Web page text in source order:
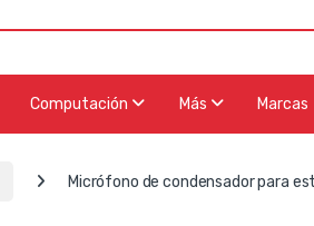
Computación Más Marcas
Micrófono de condensador para